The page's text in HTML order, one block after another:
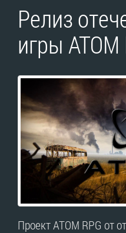
Релиз
игры ATOM
Проект ATOM RPG от